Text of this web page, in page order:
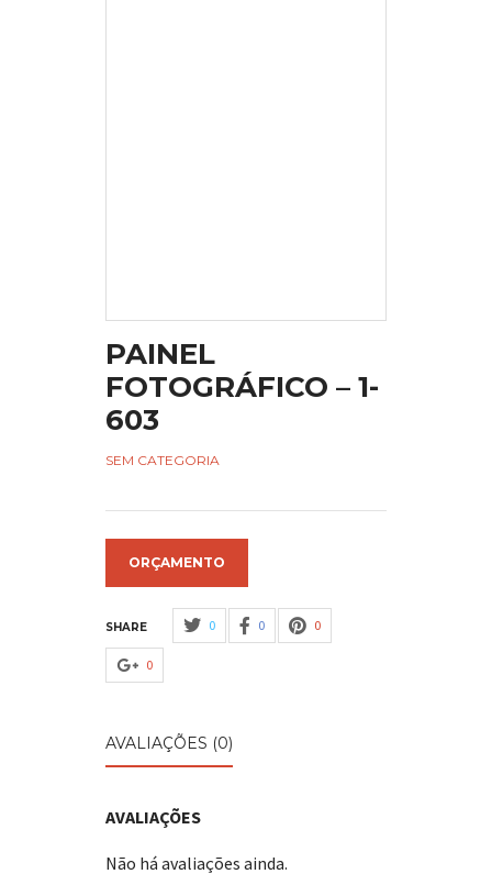
PAINEL
FOTOGRÁFICO – 1-
603
SEM CATEGORIA
ORÇAMENTO
SHARE 0 0 0
0
AVALIAÇÕES (0)
AVALIAÇÕES
Não há avaliações ainda.